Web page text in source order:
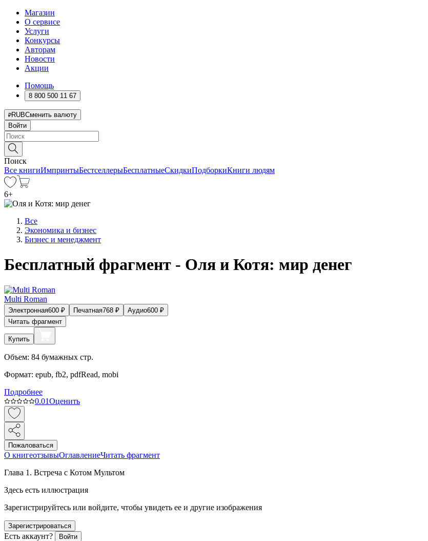
Магазин
О сервисе
Услуги
Конкурсы
Авторам
Новости
Акции
Помощь
8 800 500 11 67
RUBСменить валюту
Войти
Поиск
Все книгиИмпринтыБестселлерыБесплатныеСкидкиПодборкиКниги людям
6+
Все
Экономика и бизнес
Бизнес и менеджмент
Бесплатный фрагмент - Оля и Котя: мир денег
Multi Roman
Электронная600 ₽ Печатная768 ₽ Аудио600 ₽
Читать фрагмент
Купить
Объем: 84 бумажных стр.
Формат: epub, fb2, pdfRead, mobi
Подробнее
0.01Оценить
Пожаловаться
О книгеотзывыОглавлениеЧитать фрагмент
Глава 1. Встреча с Котом Мультом
Здесь есть иллюстрация
Зарегистрируйтесь или войдите, чтобы увидеть ее и другие изображения
Зарегистрироваться
Есть аккаунт? Войти